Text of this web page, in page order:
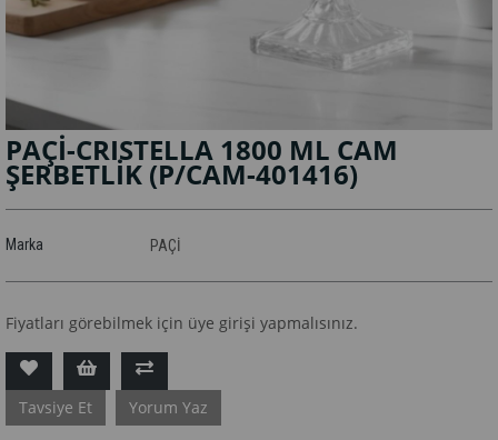
PAÇİ-CRISTELLA 1800 ML CAM
ŞERBETLİK (P/CAM-401416)
Marka PAÇİ
Fiyatları görebilmek için üye girişi yapmalısınız.
Tavsiye Et Yorum Yaz